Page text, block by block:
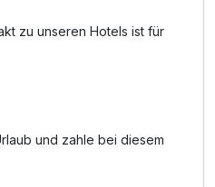
Kaffee. Am Wochenende
backen und an der
uns auf Sie!
zu unseren Hotels ist für
und zahle bei diesem